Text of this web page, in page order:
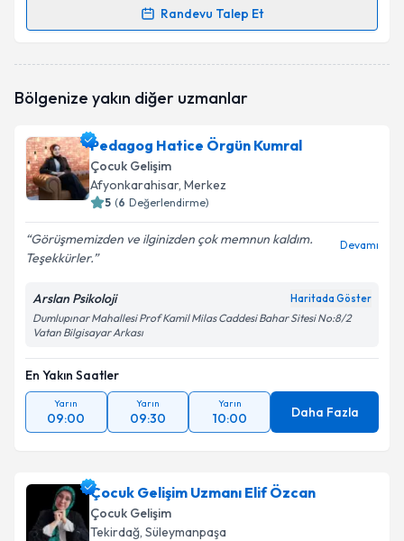
Randevu Talep Et
randevu takvimi talebi oluşturun. Size bu uzmandan
posta ile bilgilendireceğiz.
E-posta Adresiniz
Kişisel verilerimin işlenmesine ilişkinAydınlatma
Metni'ni okudum ve kişisel verilerimin belirtilen
kapsamda işlenmesini kabul ediyorum.
Takvim Talebini Gönder
Bölgenize yakın diğer uzmanlar
Pedagog Hatice Örgün Kumral
Çocuk Gelişim
Afyonkarahisar, Merkez
5 (6 Değerlendirme)
Görüşmemizden ve ilginizden çok memnun kaldım.
Teşekkürler.
Devamı
Arslan Psikoloji Haritada Göster
Dumlupınar Mahallesi Prof Kamil Milas Caddesi Bahar Sitesi No:8/2
Vatan Bilgisayar Arkası
En Yakın Saatler
Yarın
09:00
Yarın
09:30
Yarın
10:00 Daha Fazla
Çocuk Gelişim Uzmanı Elif Özcan
Çocuk Gelişim
Tekirdağ, Süleymanpaşa